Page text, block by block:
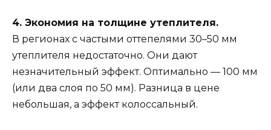
4. Экономия на толщине утеплителя.
В регионах с частыми оттепелями 30–50 мм
утеплителя недостаточно. Они дают
незначительный эффект. Оптимально — 100 мм
(или два слоя по 50 мм). Разница в цене
небольшая, а эффект колоссальный.